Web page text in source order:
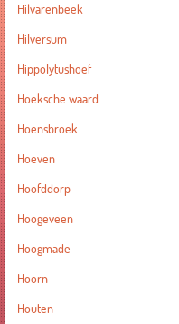
Hilvarenbeek
Hilversum
Hippolytushoef
Hoeksche waard
Hoensbroek
Hoeven
Hoofddorp
Hoogeveen
Hoogmade
Hoorn
Houten